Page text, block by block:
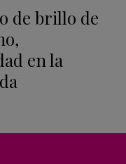
de brillo de
en la